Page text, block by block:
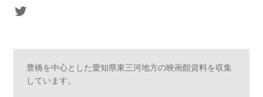
sasaki's Twitter
豊橋を中心とした愛知県東三河地方の映画館資料を収集
しています。